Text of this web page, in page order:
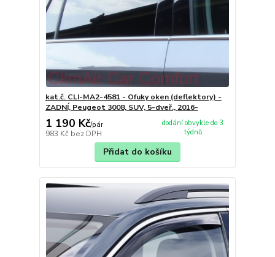
kat.č. CLI-MA2-4581 - Ofuky oken (deflektory) -
ZADNÍ, Peugeot 3008, SUV, 5-dveř., 2016-
1 190 Kč/pár
983 Kč bez DPH
dodání obvykle do 3
týdnů
Přidat do košíku